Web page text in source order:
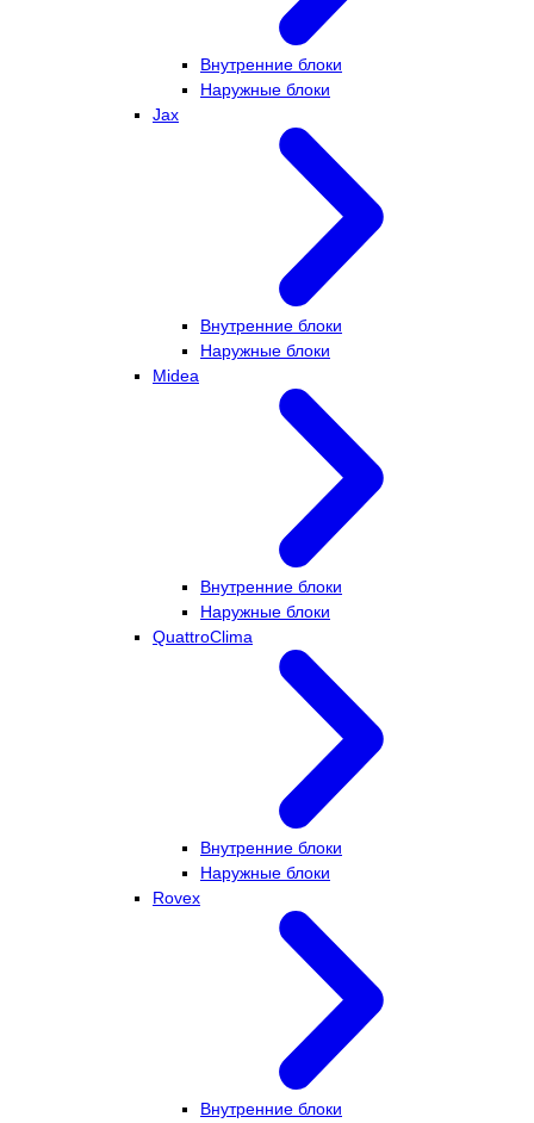
Внутренние блоки
Наружные блоки
Jax
Внутренние блоки
Наружные блоки
Midea
Внутренние блоки
Наружные блоки
QuattroClima
Внутренние блоки
Наружные блоки
Rovex
Внутренние блоки